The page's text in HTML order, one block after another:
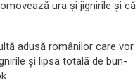
ura și jignirile și că
adusă românilor care vor
și lipsa totală de bun-